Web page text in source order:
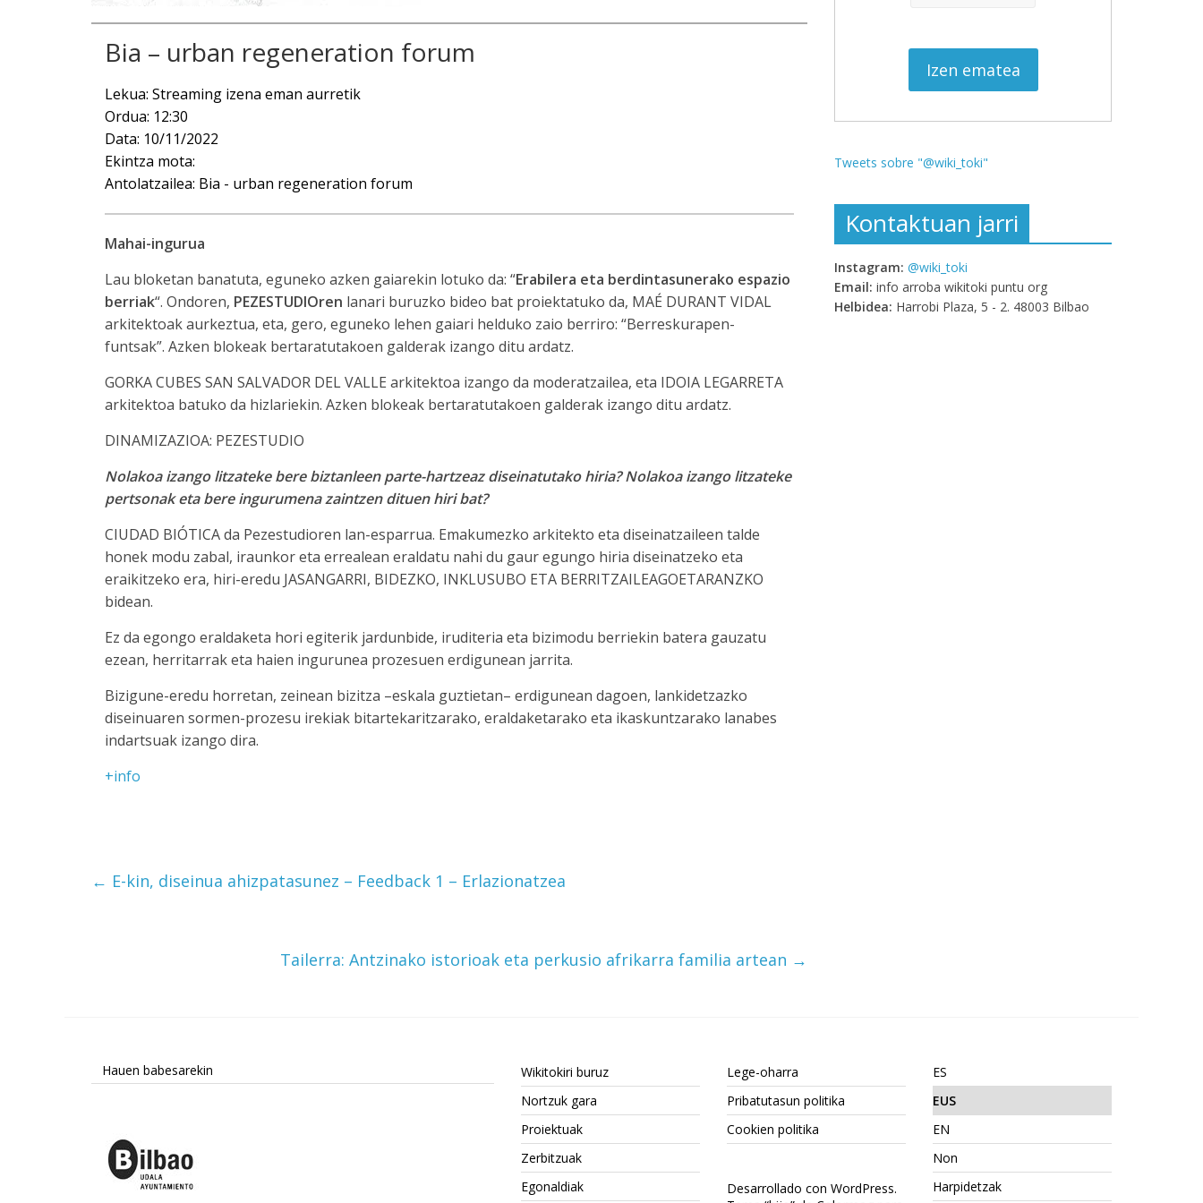
Bia – urban regeneration forum
Lekua: Streaming izena eman aurretik
Ordua: 12:30
Data: 10/11/2022
Ekintza mota:
Antolatzailea: Bia - urban regeneration forum
Mahai-ingurua
Lau bloketan banatuta, eguneko azken gaiarekin lotuko da: “Erabilera eta berdintasunerako espazio
berriak“. Ondoren, PEZESTUDIOren lanari buruzko bideo bat proiektatuko da, MAÉ DURANT VIDAL
arkitektoak aurkeztua, eta, gero, eguneko lehen gaiari helduko zaio berriro: “Berreskurapen-
funtsak”. Azken blokeak bertaratutakoen galderak izango ditu ardatz.
GORKA CUBES SAN SALVADOR DEL VALLE arkitektoa izango da moderatzailea, eta IDOIA LEGARRETA
arkitektoa batuko da hizlariekin. Azken blokeak bertaratutakoen galderak izango ditu ardatz.
DINAMIZAZIOA: PEZESTUDIO
Nolakoa izango litzateke bere biztanleen parte-hartzeaz diseinatutako hiria? Nolakoa izango litzateke
pertsonak eta bere ingurumena zaintzen dituen hiri bat?
CIUDAD BIÓTICA da Pezestudioren lan-esparrua. Emakumezko arkitekto eta diseinatzaileen talde
honek modu zabal, iraunkor eta errealean eraldatu nahi du gaur egungo hiria diseinatzeko eta
eraikitzeko era, hiri-eredu JASANGARRI, BIDEZKO, INKLUSUBO ETA BERRITZAILEAGOETARANZKO
bidean.
Ez da egongo eraldaketa hori egiterik jardunbide, iruditeria eta bizimodu berriekin batera gauzatu
ezean, herritarrak eta haien ingurunea prozesuen erdigunean jarrita.
Bizigune-eredu horretan, zeinean bizitza –eskala guztietan– erdigunean dagoen, lankidetzazko
diseinuaren sormen-prozesu irekiak bitartekaritzarako, eraldaketarako eta ikaskuntzarako lanabes
indartsuak izango dira.
+info
← E-kin, diseinua ahizpatasunez – Feedback 1 – Erlazionatzea
Tailerra: Antzinako istorioak eta perkusio afrikarra familia artean →
Tweets sobre "@wiki_toki"
Kontaktuan jarri
Instagram: @wiki_toki
Email: info arroba wikitoki puntu org
Helbidea: Harrobi Plaza, 5 - 2. 48003 Bilbao
Hauen babesarekin
Wikitokiri buruz
Nortzuk gara
Proiektuak
Zerbitzuak
Egonaldiak
Lege-oharra
Pribatutasun politika
Cookien politika
Desarrollado con WordPress.
ES
EUS
EN
Non
Harpidetzak